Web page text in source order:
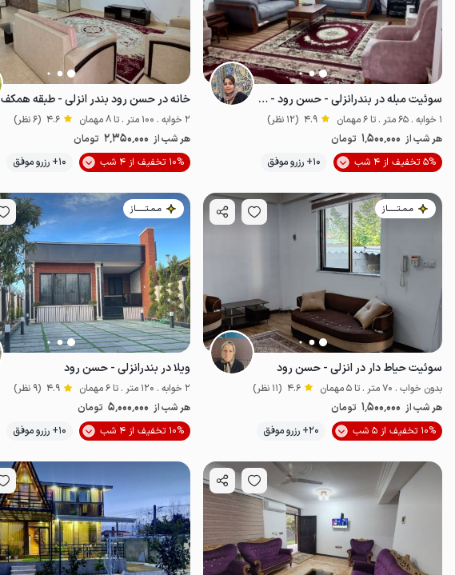
سوئیت مبله در بندرانزلی - حسن رود - همکف
1 خوابه . 65 متر . تا 6 مهمان 4.9 (12 نظر)
هر شب از 1٬500٬000 تومان
5% تخفیف از 4 شب
10+ رزرو موفق اقتصادی
خانه در حسن رود بندر انزلی - طبقه همکف
2 خوابه . 100 متر . تا 8 مهمان 4.6 (6 نظر)
هر شب از 2٬350٬000 تومان
10% تخفیف از 4 شب
10+ رزرو موفق
مـمـتــــــاز
سوئیت حیاط دار در انزلی - حسن رود
بدون خواب . 70 متر . تا 5 مهمان 4.6 (11 نظر)
هر شب از 1٬500٬000 تومان
10% تخفیف از 5 شب
20+ رزرو موفق اقتصادی
مـمـتــــــاز
ویلا در بندرانزلی - حسن رود
2 خوابه . 120 متر . تا 6 مهمان 4.9 (9 نظر)
هر شب از 5٬000٬000 تومان
10% تخفیف از 4 شب
10+ رزرو موفق